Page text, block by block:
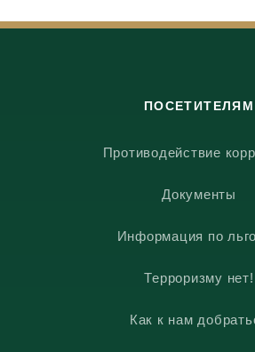
ПОСЕТИТЕЛЯМ
Противодействие
Документы
Информация по
Терроризму нет!
Как к нам